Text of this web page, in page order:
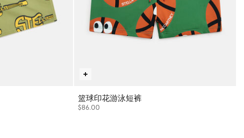
篮球印花游泳短裤
$86.00